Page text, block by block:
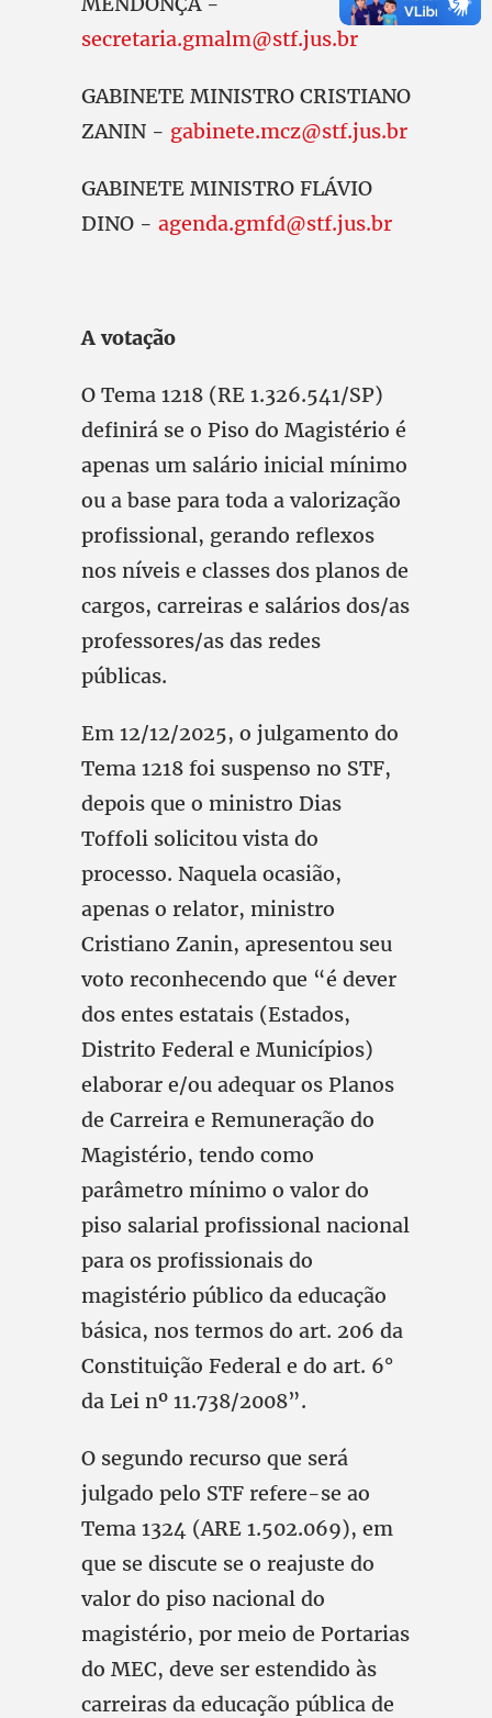
secretaria.gmalm@stf.jus.br
GABINETE MINISTRO CRISTIANO
ZANIN - gabinete.mcz@stf.jus.br
GABINETE MINISTRO FLÁVIO
DINO - agenda.gmfd@stf.jus.br
A votação
O Tema 1218 (RE 1.326.541/SP)
definirá se o Piso do Magistério é
apenas um salário inicial mínimo
ou a base para toda a valorização
profissional, gerando reflexos
nos níveis e classes dos planos de
cargos, carreiras e salários dos/as
professores/as das redes
públicas.
Em 12/12/2025, o julgamento do
Tema 1218 foi suspenso no STF,
depois que o ministro Dias
Toffoli solicitou vista do
processo. Naquela ocasião,
apenas o relator, ministro
Cristiano Zanin, apresentou seu
voto reconhecendo que “é dever
dos entes estatais (Estados,
Distrito Federal e Municípios)
elaborar e/ou adequar os Planos
de Carreira e Remuneração do
Magistério, tendo como
parâmetro mínimo o valor do
piso salarial profissional nacional
para os profissionais do
magistério público da educação
básica, nos termos do art. 206 da
Constituição Federal e do art. 6°
da Lei nº 11.738/2008”.
O segundo recurso que será
julgado pelo STF refere-se ao
Tema 1324 (ARE 1.502.069), em
que se discute se o reajuste do
valor do piso nacional do
magistério, por meio de Portarias
do MEC, deve ser estendido às
carreiras da educação pública de